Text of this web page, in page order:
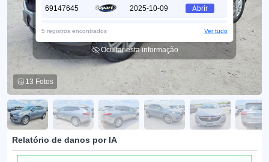
13 Fotos
69147645 2025-10-09 Abrir
51704955 Abrir
88178135 2025-03-26
2025-01-08 Abrir
5 registros encontrados Ver tudo
Ocultar esta informação
Relatório de danos por IA